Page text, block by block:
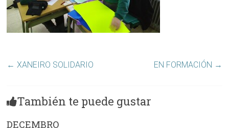
← XANEIRO SOLIDARIO EN FORMACIÓN →
También te puede gustar
DECEMBRO